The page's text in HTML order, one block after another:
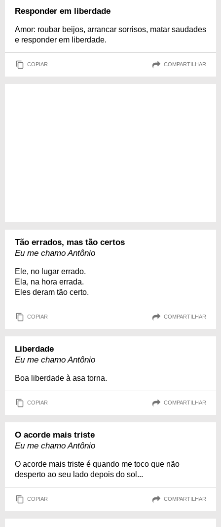
Responder em liberdade
Amor: roubar beijos, arrancar sorrisos, matar saudades
e responder em liberdade.
COPIAR COMPARTILHAR
Tão errados, mas tão certos
Eu me chamo Antônio
Ele, no lugar errado.
Ela, na hora errada.
Eles deram tão certo.
COPIAR COMPARTILHAR
Liberdade
Eu me chamo Antônio
Boa liberdade à asa torna.
COPIAR COMPARTILHAR
O acorde mais triste
Eu me chamo Antônio
O acorde mais triste é quando me toco que não
desperto ao seu lado depois do sol...
COPIAR COMPARTILHAR